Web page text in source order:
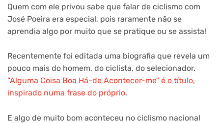
Quem com ele privou sabe que falar de ciclismo com
José Poeira era especial, pois raramente não se
aprendia algo por muito que se pratique ou se assista!
Recentemente foi editada uma biografia que revela um
pouco mais do homem, do ciclista, do selecionador.
“Alguma Coisa Boa Há-de Acontecer-me” é o título,
inspirado numa frase do próprio.
E algo de muito bom aconteceu no ciclismo nacional